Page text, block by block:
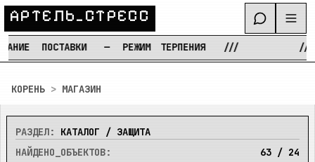
АРТЕЛЬ_СТРЕСС
ПОСТАВКИ РЕЖИМ ТЕРПЕНИЯ /// ///
КОРЕНЬ > МАГАЗИН
РАЗДЕЛ:
КАТАЛОГ / ЗАЩИТА
НАЙДЕНО_ОБЪЕКТОВ:
63 / 24